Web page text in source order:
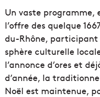
Un vaste programme,
l’offre des quelque
du-Rhône,
sphère culturelle
l’annonce d’ores et
d’année, la
Noël est maintenue,